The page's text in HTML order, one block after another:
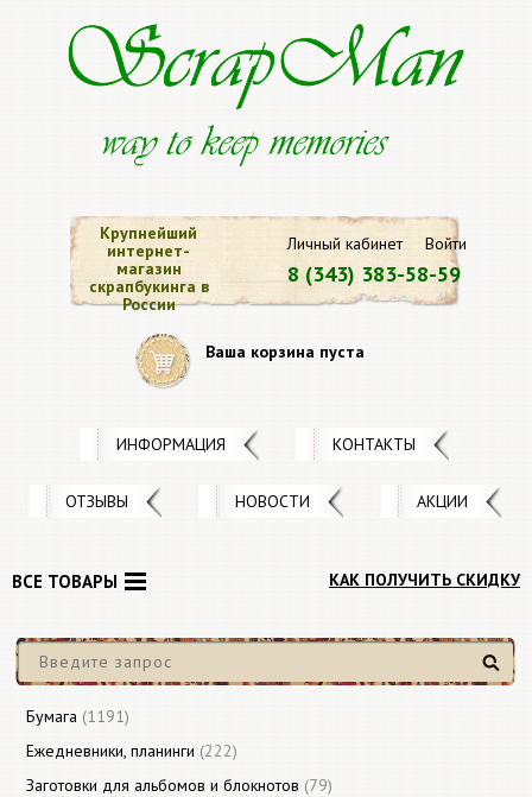
Личный кабинет Войти
8 (343) 383-58-59
Крупнейший
интернет-
магазин
скрапбукинга в
России
Ваша корзина пуста
ИНФОРМАЦИЯ КОНТАКТЫ
ОТЗЫВЫ НОВОСТИ АКЦИИ
КАК ПОЛУЧИТЬ СКИДКУ
Найти
ВСЕ ТОВАРЫ
Бумага (1191)
Ежедневники, планинги (222)
Заготовки для альбомов и блокнотов (79)